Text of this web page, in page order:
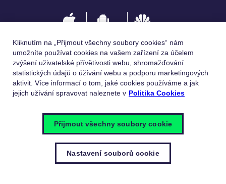
Jazykové verze
English
Kliknutím na „Přijmout všechny soubory cookies“ nám
umožníte používat cookies na vašem zařízení za účelem
zvýšení uživatelské přívětivosti webu, shromažďování
statistických údajů o úžívání webu a podporu marketingových
aktivit. Více informací o tom, jaké cookies používáme a jak
jejich užívání spravovat naleznete v Politika Cookies
Nastavení souborů cookie
Přijmout všechny soubory cookie